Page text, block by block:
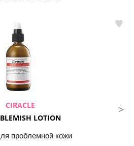
CIRACLE
LOTION
проблемной кожи